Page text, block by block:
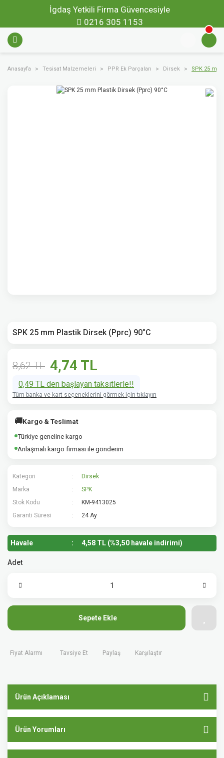
İgdaş Yetkili Firma Güvencesiyle
0216 305 1153
Anasayfa Tesisat Malzemeleri PPR Ek Parçaları Dirsek SPK 25
SPK 25 mm Plastik Dirsek (Pprc) 90°C
8,62 TL 4,74 TL
0,49 TL den başlayan taksitlerle!!
Tüm banka ve kart seçeneklerini görmek için tıklayın
🚚Kargo & Teslimat
Türkiye geneline kargo
Anlaşmalı kargo firması ile gönderim
Kategori
Dirsek
Marka
SPK
Stok Kodu
KM-9413025
Garanti Süresi
24 Ay
Havale 4,58 TL (%3,50 havale indirimi)
Adet
Sepete Ekle
Fiyat Alarmı Tavsiye Et Paylaş Karşılaştır
Ürün Açıklaması
Ürün Yorumları